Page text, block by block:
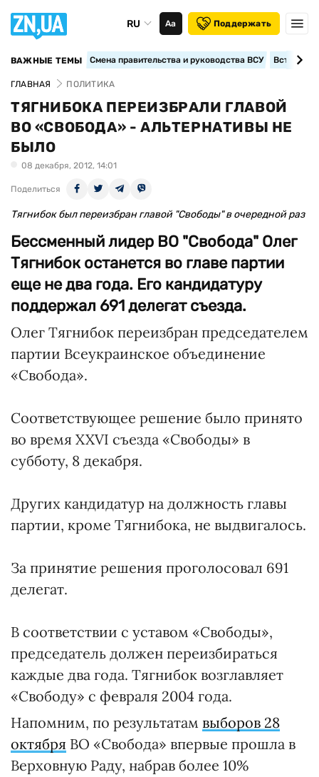
RU Аа Поддержать
ВАЖНЫЕ ТЕМЫ Смена правительства и руководства ВСУ
ГЛАВНАЯ ПОЛИТИКА
ТЯГНИБОКА ПЕРЕИЗБРАЛИ ГЛАВОЙ
ВО «СВОБОДА» - АЛЬТЕРНАТИВЫ НЕ
БЫЛО
08 декабря, 2012, 14:01
Поделиться
Тягнибок был переизбран главой "Свободы" в очередной раз
Бессменный лидер ВО "Свобода" Олег
Тягнибок останется во главе партии
еще не два года. Его кандидатуру
поддержал 691 делегат съезда.
Олег Тягнибок переизбран председателем
партии Всеукраинское объединение
«Свобода».
Соответствующее решение было принято
во время XXVI съезда «Свободы» в
субботу, 8 декабря.
Других кандидатур на должность главы
партии, кроме Тягнибока, не выдвигалось.
За принятие решения проголосовал 691
делегат.
В соответствии с уставом «Свободы»,
председатель должен переизбираться
каждые два года. Тягнибок возглавляет
«Свободу» с февраля 2004 года.
Напомним, по результатам выборов 28
октября ВО «Свобода» впервые прошла в
Верховную Раду, набрав более 10%